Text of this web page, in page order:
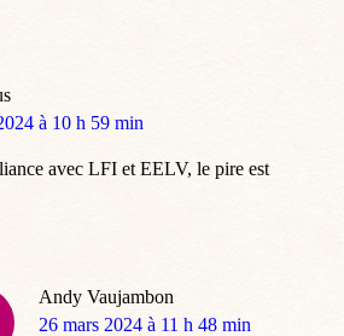
à 10 h 59 min
avec LFI et EELV, le pire est
Andy Vaujambon
dit
26 mars 2024 à 11 h 48 min